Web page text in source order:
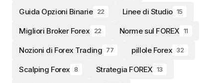
Guida Opzioni Binarie 22 Linee di Studio 15
Migliori Broker Forex 22 Norme sul FOREX 11
Nozioni di Forex Trading 77 pillole Forex 32
Scalping Forex 8 Strategia FOREX 13